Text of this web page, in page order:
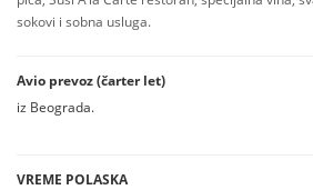
sokovi i sobna usluga.
Avio prevoz (čarter let)
iz Beograda.
VREME POLASKA